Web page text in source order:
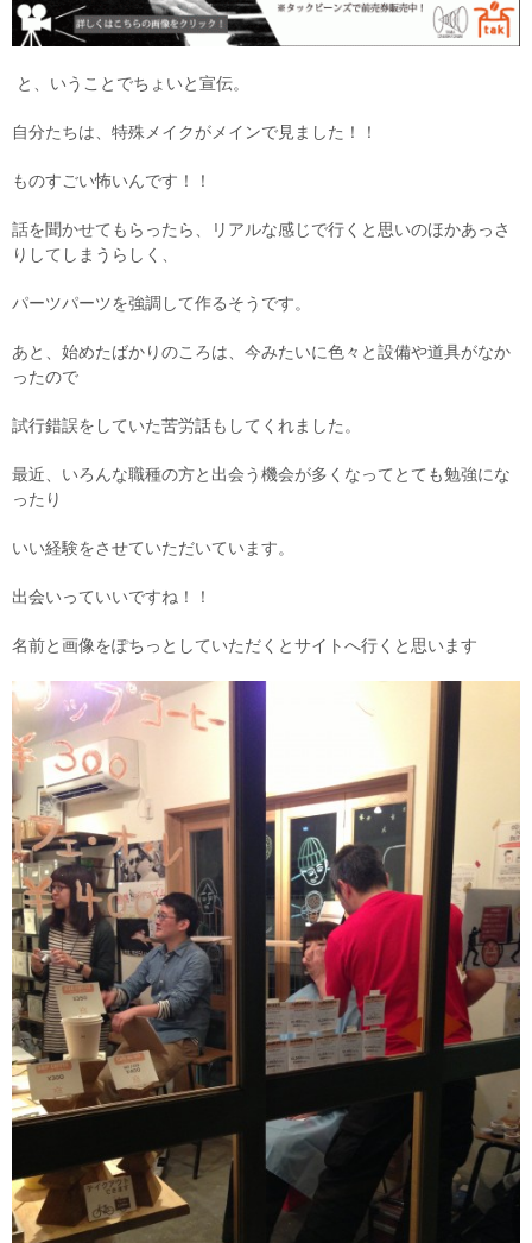
と、いうことでちょいと宣伝。
自分たちは、特殊メイクがメインで見ました！！
ものすごい怖いんです！！
話を聞かせてもらったら、リアルな感じで行くと思いのほかあっさ
りしてしまうらしく、
パーツパーツを強調して作るそうです。
あと、始めたばかりのころは、今みたいに色々と設備や道具がなか
ったので
試行錯誤をしていた苦労話もしてくれました。
最近、いろんな職種の方と出会う機会が多くなってとても勉強にな
ったり
いい経験をさせていただいています。
出会いっていいですね！！
名前と画像をぽちっとしていただくとサイトへ行くと思います